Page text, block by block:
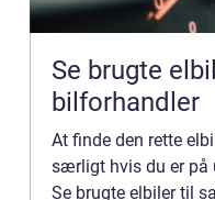
Se brugte
bilforhandler
At finde den rette
særligt hvis du er på
Se brugte elbiler til